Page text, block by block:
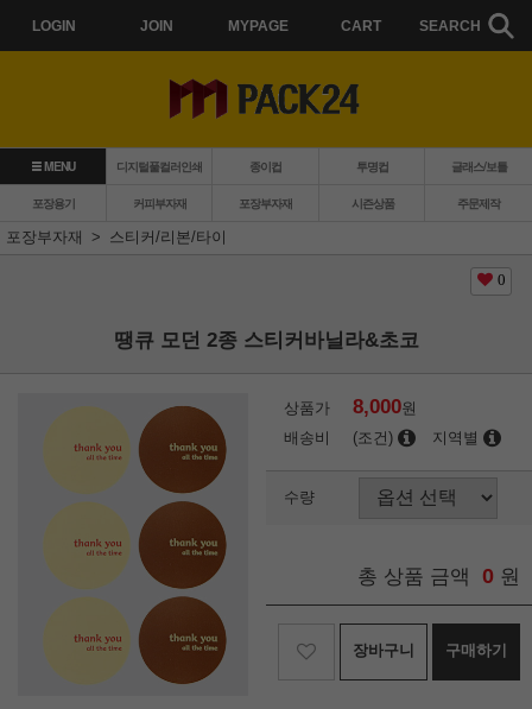
LOGIN JOIN MYPAGE CART SEARCH
MENU 디지털풀컬러인쇄 종이컵 투명컵 글래스/보틀
포장용기 커피부자재 포장부자재 시즌상품
주문제작
포장부자재
스티커/리본/타이
0
땡큐 모던 2종 스티커바닐라&초코
상품가 8,000원
배송비
(조건) 지역별
수량
총 상품 금액 0 원
장바구니 구매하기